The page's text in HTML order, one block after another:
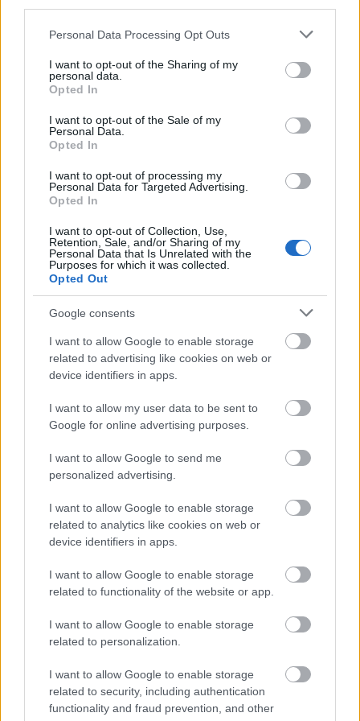
Please note that this website/app uses one or more Google
not limited to your visit or usage behaviour. You may click to
grant or deny consent to Google and its third-party tags to
use your data for below specified purposes in below Google
consent section.
Personal Data Processing Opt Outs
I want to opt-out of the Sharing of my
personal data.
Opted In
I want to opt-out of the Sale of my
Personal Data.
Opted In
I want to opt-out of processing my
Personal Data for Targeted Advertising.
Opted In
I want to opt-out of Collection, Use,
Retention, Sale, and/or Sharing of my
Personal Data that Is Unrelated with the
Purposes for which it was collected.
Opted Out
Google consents
I want to allow Google to enable storage
related to advertising like cookies on web or
device identifiers in apps.
I want to allow my user data to be sent to
Google for online advertising purposes.
I want to allow Google to send me
personalized advertising.
I want to allow Google to enable storage
related to analytics like cookies on web or
device identifiers in apps.
I want to allow Google to enable storage
related to functionality of the website or app.
I want to allow Google to enable storage
related to personalization.
I want to allow Google to enable storage
related to security, including authentication
functionality and fraud prevention, and other
Lähde:
Gottschall, JS., Mills, J. & Hastings, B. 2012.
Integration core exercises elicit greater muscle
activation than isolation exercises. J Strength
Tilaa uutiskirjeemme